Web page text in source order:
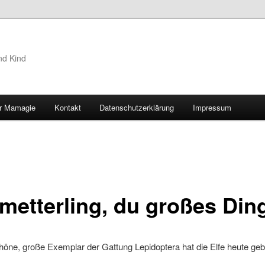
Kind
Mamagie Kontakt Datenschutzerklärung Impressum
du großes
große Exemplar der Gattung Lepidoptera hat die Elfe heute